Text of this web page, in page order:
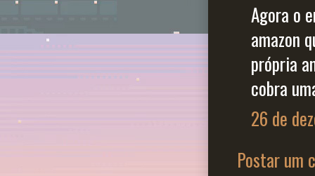
Agora o
amazon
própria
cobra
26 de
Postar um